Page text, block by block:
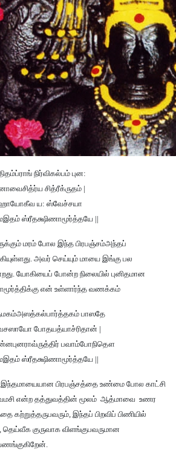
நிர்விகல்பம் புன:
சித்ரீக்ருதம் |
ய: ஸ்வேச்சயா
ஸ்ரீதக்ஷிணாமூர்த்தயே ||
மரம் போல இந்த பிரபஞ்சம்அந்தப்
அவர் செய்யும் மாயை இங்கு பல
யோகியைப் போன்ற நிலையில் புனிதமான
என் உள்ளார்ந்த வணக்கம்
பாஸதே
போதயத்யாச்ரிதான் |
பவாம்போநிதௌ
ஸ்ரீதக்ஷிணாமூர்த்தயே ||
பிரபஞ்சத்தை உண்மை போல காட்சி
என்ற தத்துவத்தின் மூலம் ஆத்மாவை உணர
கற்றுத்தருபவரும், இந்தப் பிறவிப் பிணியில்
தெய்வீக குருவாக விளங்குபவருமான